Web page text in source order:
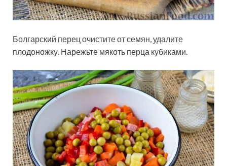
Болгарский перец очистите от семян, удалите
плодоножку. Нарежьте мякоть перца кубиками.